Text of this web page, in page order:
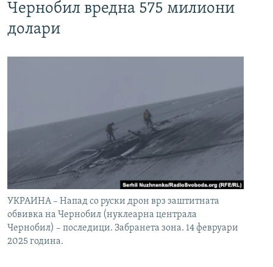
Чернобил вредна 575 милиони
долари
УКРАИНА – Напад со руски дрон врз заштитната
обвивка на Чернобил (нуклеарна централа
Чернобил) – последици. Забранета зона. 14 февруари
2025 година.